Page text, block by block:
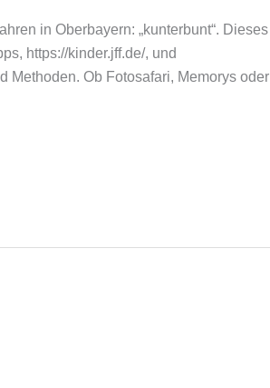
in Oberbayern: „kunterbunt“. Dieses
https://kinder.jff.de/, und
Methoden. Ob Fotosafari, Memorys oder